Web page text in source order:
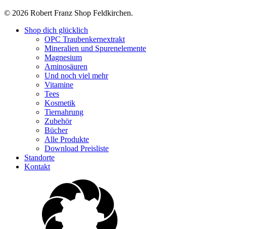
© 2026 Robert Franz Shop Feldkirchen.
Close
Shop dich glücklich
OPC Traubenkernextrakt
Mineralien und Spurenelemente
Magnesium
Aminosäuren
Und noch viel mehr
Vitamine
Tees
Kosmetik
Tiernahrung
Zubehör
Bücher
Alle Produkte
Download Preisliste
Standorte
Kontakt